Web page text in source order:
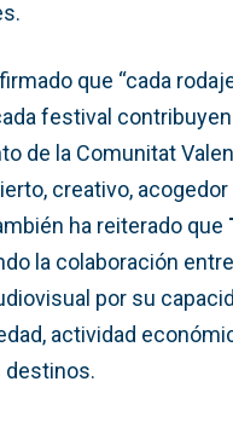
que “cada
festival
de la Comunitat
creativo, acogedor
ha reiterado que
la colaboración
por su
actividad
destinos.